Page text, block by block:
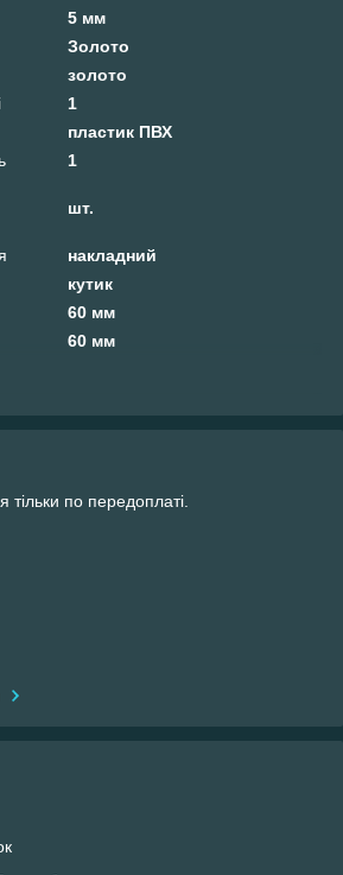
5 мм
Золото
золото
1
пластик ПВХ
1
шт.
накладний
кутик
60 мм
60 мм
тільки по передоплаті.